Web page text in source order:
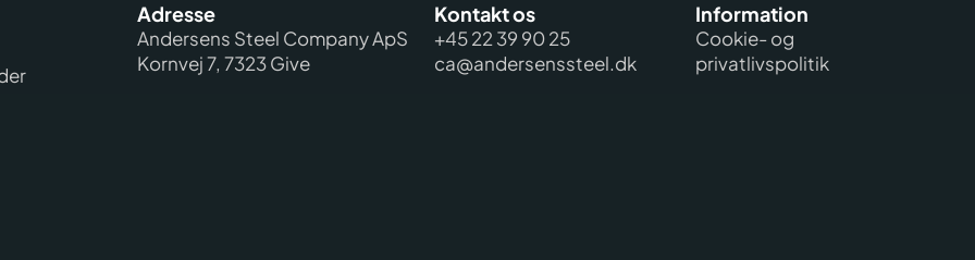
Adresse
Andersens Steel Company ApS
Kornvej 7, 7323 Give
Kontakt os
+45 22 39 90 25
ca@andersenssteel.dk
Information
Cookie- og
privatlivspolitik